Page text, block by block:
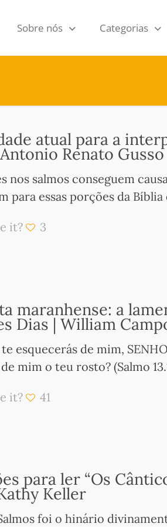
Sobre nós Categorias
atual para a
Renato Gusso
nos salmos conseguem
para essas porções da
it? 3
maranhense: a
Dias | William
esquecerás de mim,
mim o teu rosto? (Salmo
it? 41
para ler “Os
Keller
foi o hinário